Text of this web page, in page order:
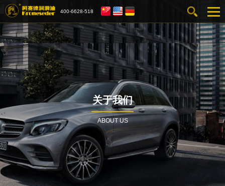
400-6628-518
关于我们
ABOUT US